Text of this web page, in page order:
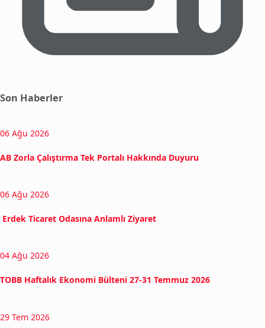
Son Haberler
06 Ağu 2026
AB Zorla Çalıştırma Tek Portalı Hakkında Duyuru
06 Ağu 2026
Erdek Ticaret Odasına Anlamlı Ziyaret
04 Ağu 2026
TOBB Haftalık Ekonomi Bülteni 27-31 Temmuz 2026
29 Tem 2026